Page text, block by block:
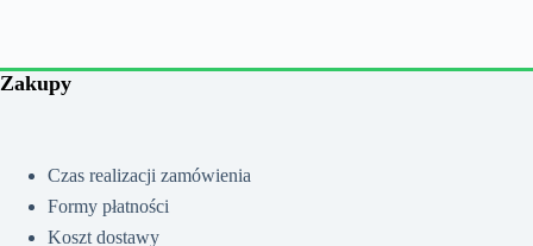
Zakupy
Czas realizacji zamówienia
Formy płatności
Koszt dostawy